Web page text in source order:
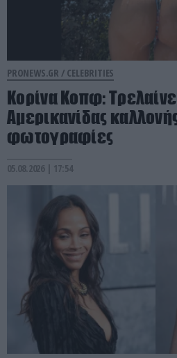
PRONEWS.GR / CELEBRITIES
Κορίνα Κοπφ:
Αμερικανίδας
φωτογραφίες
05.08.2026 | 17:54